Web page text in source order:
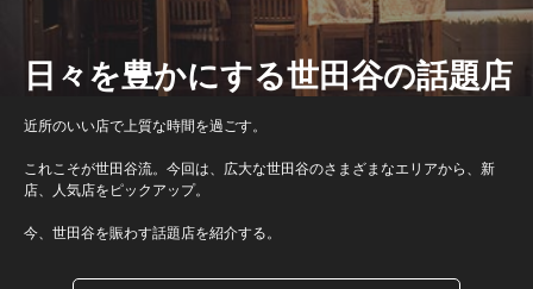
日々を豊かにする世田谷の話題店
近所のいい店で上質な時間を過ごす。
これこそが世田谷流。今回は、広大な世田谷のさまざまなエリアから、新
店、人気店をピックアップ。
今、世田谷を賑わす話題店を紹介する。